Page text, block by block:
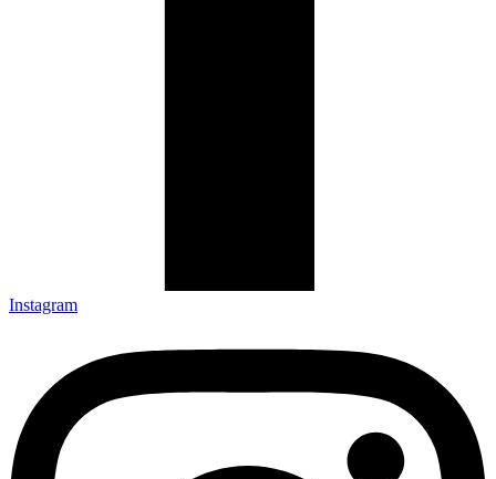
Instagram